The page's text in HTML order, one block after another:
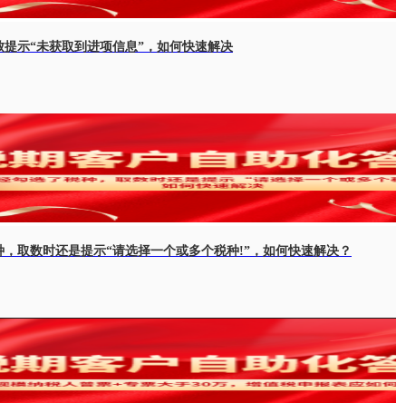
提示“未获取到进项信息”，如何快速解决
，取数时还是提示“请选择一个或多个税种!”，如何快速解决？